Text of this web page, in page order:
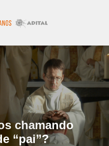
chamando
“pai”?